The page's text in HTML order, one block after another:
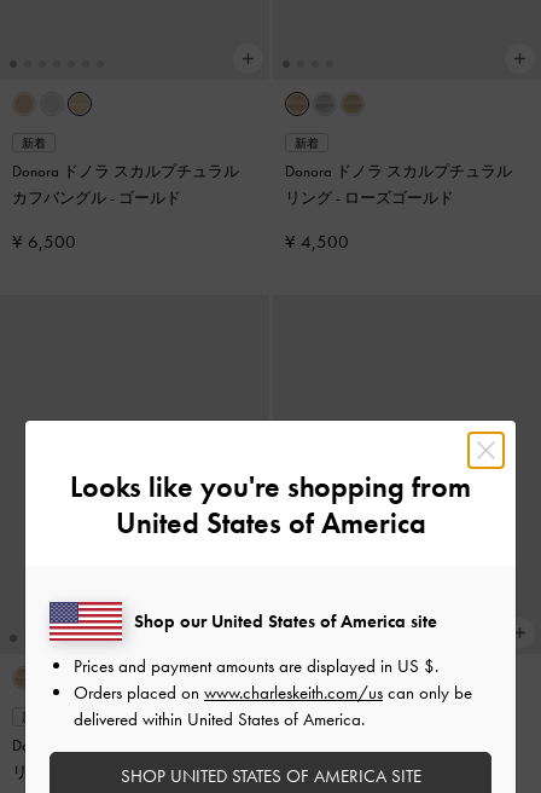
新着
Donora ドノラ スカルプチュラル
カフバングル- ゴールド
¥ 6,500
新着
Donora ドノラ スカルプチュラル
リング- ローズゴールド
¥ 4,500
新着
Donora ドノラ スカルプチュラル
リング
シルバー
新着
リング-ゴールド
Looks like you're shopping from
United States of America
Shop our United States of America site
Prices and payment amounts are displayed in US $.
Orders placed on www.charleskeith.com/us can only be
delivered within United States of America.
SHOP UNITED STATES OF AMERICA SITE